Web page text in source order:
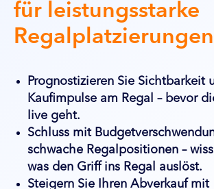
für leistungsstarke
Regalplatzierungen
Prognostizieren Sie Sichtbarkeit
Kaufimpulse am Regal – bevor
live geht.
Schluss mit
schwache Regalpositionen –
was den Griff ins Regal auslöst.
Steigern Sie Ihren Abverkauf mit